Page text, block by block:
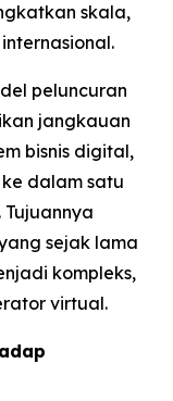
skala,
peluncuran
jangkauan
bisnis digital,
dalam satu
sejak lama
kompleks,
virtual.